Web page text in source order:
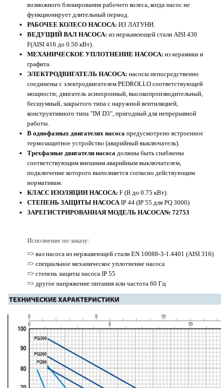
возможного блокирования рабочего колеса, когда насос не
функционирует длительный период.
РАБОЧЕЕ КОЛЕСО НАСОСА: ИЗ ЛАТУНИ.
ВЕДУЩИЙ ВАЛ НАСОСА: из нержавеющей стали AISI 430
F(AISI 416 до 0.50 кВт).
МЕХАНИЧЕСКОЕ УПЛОТНЕНИЕ НАСОСА: из керамики и
графита.
ЭЛЕКТРОДВИГАТЕЛЬ НАСОСА: насосы непосредственно
соединены с электродвигателем PEDROLLO соответствующей
мощности; двигатель асинхронный, высокопроизводительный,
бесшумный, закрытого типа с наружной вентиляцией,
конструктивного типа "IM D3", пригодный для непрерывной
работы.
В однофазных двигателях насоса предусмотрено встроенное
термозащитное устройство (аварийный выключатель).
Трехфазные двигатели насоса должны быть снабжены
соответствующим внешним аварийным выключателем,
подключение которого выполняется согласно действующим
нормативам.
КЛАСС ИЗОЛЯЦИИ НАСОСА: F (В до 0.75 кВт).
СТЕПЕНЬ ЗАЩИТЫ НАСОСА IP 44 (IP 55 для PQ 3000)
ЗАРЕГИСТРИРОВАННАЯ МОДЕЛЬ НАСОСА№ 72753
Исполнение по заказу:
=> вал насоса из нержавеющей стали EN 10088-3-1.4401 (AISI 316)
=> специальное механическое уплотнение насоса
=> степень защиты насоса IP 55
=> другое напряжение питания или частота 60 Гц